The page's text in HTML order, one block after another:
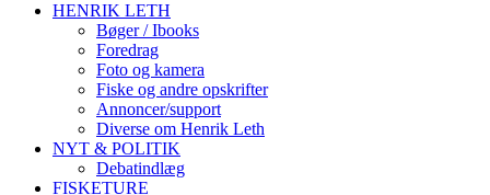
HENRIK LETH
Bøger / Ibooks
Foredrag
Foto og kamera
Fiske og andre opskrifter
Annoncer/support
Diverse om Henrik Leth
NYT & POLITIK
Debatindlæg
FISKETURE